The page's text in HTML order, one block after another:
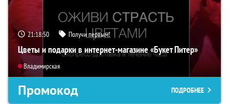
21:18:49 Получи первым!
Цветы и подарки в интернет-магазине «Букет Питер»
Владимирская
Промокод ПОДРОБНЕЕ